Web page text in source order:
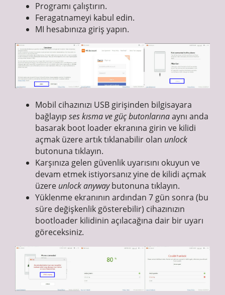
Programı çalıştırın.
Feragatnameyi kabul edin.
MI hesabınıza giriş yapın.
Mobil cihazınızı USB girişinden bilgisayara
bağlayıp ses kısma ve güç butonlarınaaynı anda
basarak boot loader ekranına girin ve kilidi
açmak üzere artık tıklanabilir olan unlock
butonuna tıklayın.
Karşınıza gelen güvenlik uyarısını okuyun ve
devam etmek istiyorsanız yine de kilidi açmak
üzere unlock anywaybutonuna tıklayın.
Yüklenme ekranının ardından 7 gün sonra (bu
süre değişkenlik gösterebilir) cihazınızın
bootloader kilidinin açılacağına dair bir uyarı
göreceksiniz.